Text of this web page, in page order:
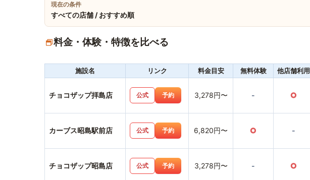
現在の条件
すべての店舗 / おすすめ順
料金・体験・特徴を比べる
施設名 リンク 料金目安 無料体験 他店舗利用
チョコザップ拝島店 公式 予約 3,278円〜 - ○
カーブス昭島駅前店 公式 予約 6,820円〜 ○ -
チョコザップ昭島店 公式 予約 3,278円〜 - ○